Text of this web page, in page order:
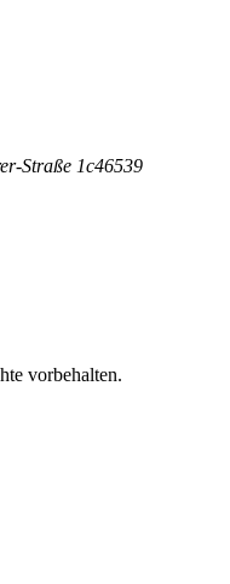
Straße 1c46539
vorbehalten.